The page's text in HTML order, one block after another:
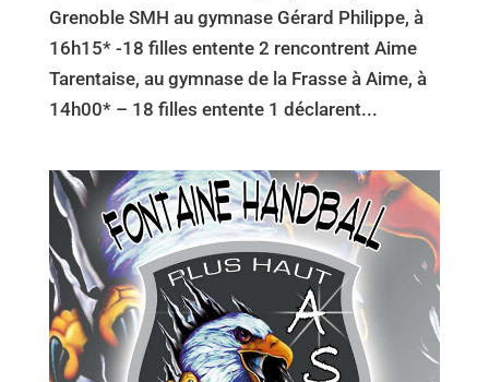
Grenoble SMH au gymnase Gérard Philippe, à
16h15* -18 filles entente 2 rencontrent Aime
Tarentaise, au gymnase de la Frasse à Aime, à
14h00* – 18 filles entente 1 déclarent...